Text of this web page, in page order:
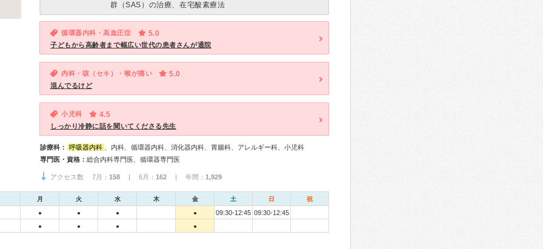
群（SAS）の治療、在宅酸素療法
循環器内科・高血圧症 5.0
子どもから高齢者まで幅広い世代の患者さんが通院
内科・咳（セキ）・喉が痛い 5.0
混んでるけど
小児科 4.5
しっかり冷静に話を聞いてくださる先生
診療科： 呼吸器内科
、内科、循環器内科、消化器内科、胃腸科、アレルギー科、小児科
専門医・資格： 総合内科専門医、循環器専門医
アクセス数 7月： 158 | 6月： 162 | 年間： 1,929
月 火 水 木 金 土 日 祝
● ● ● ● 09:30-12:45 09:30-12:45
● ● ● ●